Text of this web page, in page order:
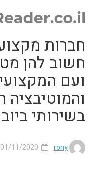
חברות
חשוב להן
ועם
בשירותי
rony